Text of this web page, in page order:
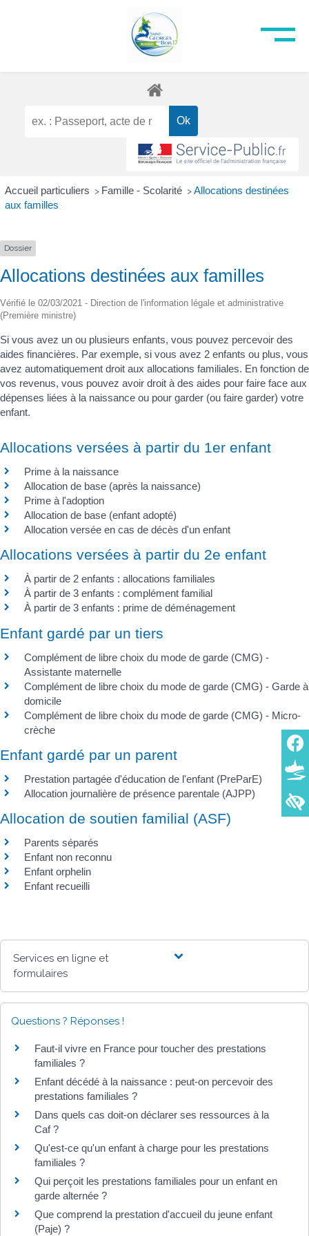
Accueil particuliers > Famille - Scolarité > Allocations destinées
aux familles
Dossier
Allocations destinées aux familles
Vérifié le 02/03/2021 - Direction de l'information légale et administrative
(Première ministre)
Si vous avez un ou plusieurs enfants, vous pouvez percevoir des
aides financières. Par exemple, si vous avez 2 enfants ou plus, vous
avez automatiquement droit aux allocations familiales. En fonction de
vos revenus, vous pouvez avoir droit à des aides pour faire face aux
dépenses liées à la naissance ou pour garder (ou faire garder) votre
enfant.
Allocations versées à partir du 1er enfant
Prime à la naissance
Allocation de base (après la naissance)
Prime à l'adoption
Allocation de base (enfant adopté)
Allocation versée en cas de décès d'un enfant
Allocations versées à partir du 2e enfant
À partir de 2 enfants : allocations familiales
À partir de 3 enfants : complément familial
À partir de 3 enfants : prime de déménagement
Enfant gardé par un tiers
Complément de libre choix du mode de garde (CMG) -
Assistante maternelle
Complément de libre choix du mode de garde (CMG) - Garde à
domicile
Complément de libre choix du mode de garde (CMG) - Micro-
crèche
Enfant gardé par un parent
Prestation partagée d'éducation de l'enfant (PreParE)
Allocation journalière de présence parentale (AJPP)
Allocation de soutien familial (ASF)
Parents séparés
Enfant non reconnu
Enfant orphelin
Enfant recueilli
Services en ligne et
formulaires
Questions ? Réponses !
Faut-il vivre en France pour toucher des prestations
familiales ?
Enfant décédé à la naissance : peut-on percevoir des
prestations familiales ?
Dans quels cas doit-on déclarer ses ressources à la
Caf ?
Qu'est-ce qu'un enfant à charge pour les prestations
familiales ?
Qui perçoit les prestations familiales pour un enfant en
garde alternée ?
Que comprend la prestation d'accueil du jeune enfant
(Paje) ?